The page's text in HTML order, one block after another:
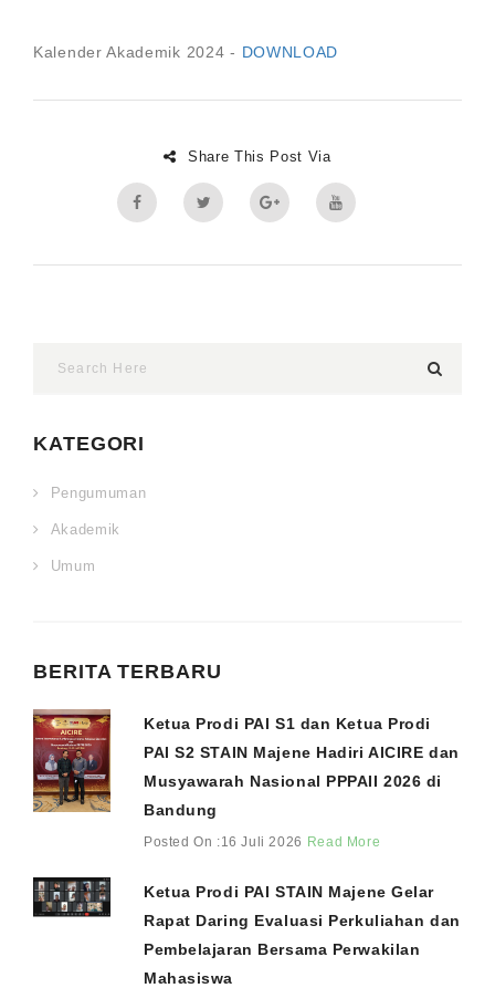
Kalender Akademik 2024 - DOWNLOAD
Share This Post Via
KATEGORI
Pengumuman
Akademik
Umum
BERITA TERBARU
Ketua Prodi PAI S1 dan Ketua Prodi
PAI S2 STAIN Majene Hadiri AICIRE dan
Musyawarah Nasional PPPAII 2026 di
Bandung
Posted On :16 Juli 2026 Read More
Ketua Prodi PAI STAIN Majene Gelar
Rapat Daring Evaluasi Perkuliahan dan
Pembelajaran Bersama Perwakilan
Mahasiswa